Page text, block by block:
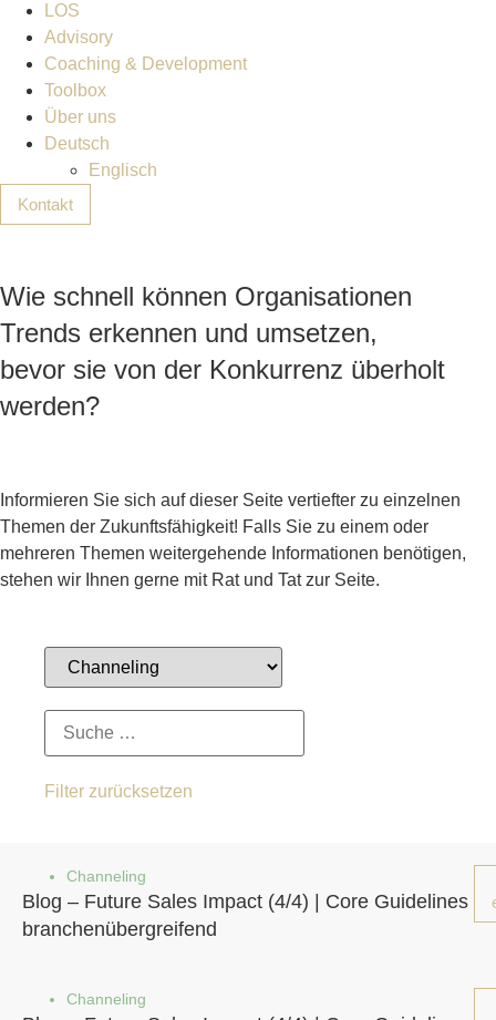
LOS
Advisory
Coaching & Development
Toolbox
Über uns
Deutsch
Englisch
Kontakt
Wie schnell können Organisationen
Trends erkennen und umsetzen,
bevor sie von der Konkurrenz überholt
werden?
Informieren Sie sich auf dieser Seite vertiefter zu einzelnen
Themen der Zukunftsfähigkeit! Falls Sie zu einem oder
mehreren Themen weitergehende Informationen benötigen,
stehen wir Ihnen gerne mit Rat und Tat zur Seite.
Filter zurücksetzen
Channeling
Blog – Future Sales Impact (4/4) | Core Guidelines
branchenübergreifend
Channeling